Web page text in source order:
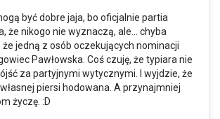
być dobre jaja, bo oficjalnie partia
że nikogo nie wyznaczą, ale… chyba
jedną z osób oczekujących nominacji
Pawłowska. Coś czuję, że typiara nie
za partyjnymi wytycznymi. I wyjdzie, że
piersi hodowana. A przynajmniej
życzę. :D